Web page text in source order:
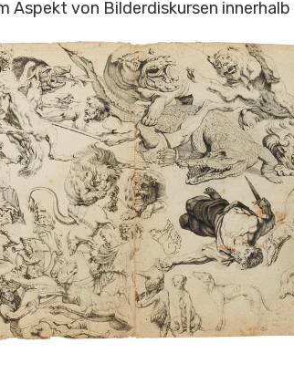
Aspekt von Bilderdiskursen innerhalb